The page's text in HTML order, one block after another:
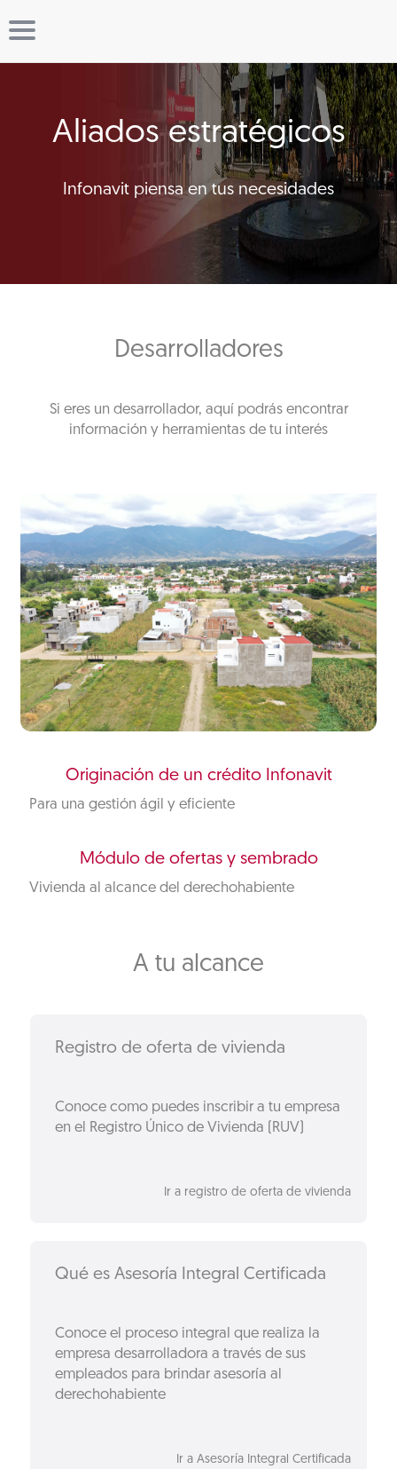
Aliados estratégicos
Infonavit piensa en tus necesidades
Desarrolladores
Si eres un desarrollador, aquí podrás encontrar
información y herramientas de tu interés
Originación de un crédito Infonavit
Para una gestión ágil y eficiente
Módulo de ofertas y sembrado
Vivienda al alcance del derechohabiente
A tu alcance
Registro de oferta de vivienda
Conoce como puedes inscribir a tu empresa
en el Registro Único de Vivienda (RUV)
Ir a registro de oferta de vivienda
Qué es Asesoría Integral Certificada
Conoce el proceso integral que realiza la
empresa desarrolladora a través de sus
empleados para brindar asesoría al
derechohabiente
Ir a Asesoría Integral Certificada